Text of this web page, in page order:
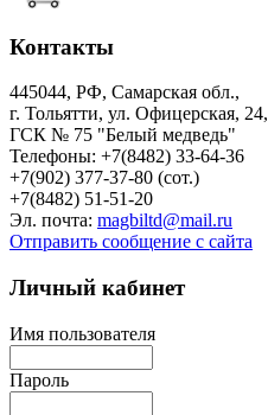
Контакты
445044, РФ, Самарская обл.,
г. Тольятти, ул. Офицерская, 24,
ГСК № 75 "Белый медведь"
Телефоны: +7(8482) 33-64-36
+7(902) 377-37-80 (сот.)
+7(8482) 51-51-20
Эл. почта: magbiltd@mail.ru
Отправить сообщение с сайта
Личный кабинет
Имя пользователя
Пароль